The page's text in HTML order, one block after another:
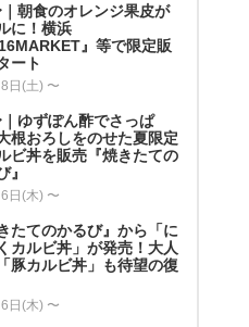
朝食のオレンジ果皮が
に！横浜
』等で限定販
ート
日(土) 〜
ゆずぽん酢でさっぱ
根おろしをのせた夏限定
ビ丼を販売『焼きたての
』
日(木) 〜
たてのかるび』から「に
カルビ丼」が発売！大人
豚カルビ丼」も待望の復
日(木) 〜